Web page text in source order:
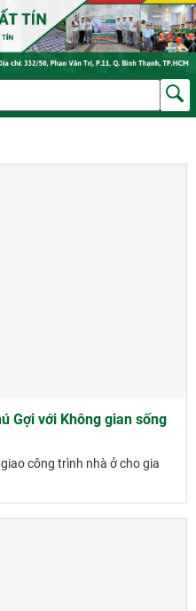
Gợi với Không gian sống
công trình nhà ở cho gia